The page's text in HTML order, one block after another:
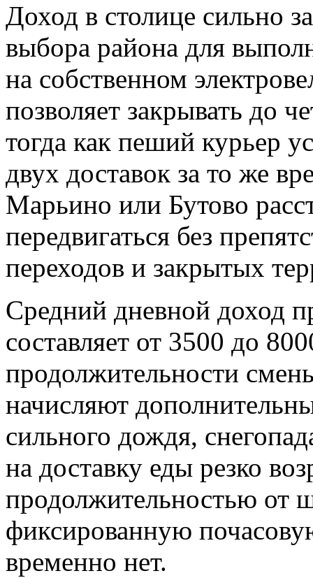
Доход в столице сильно
выбора района для
на собственном
позволяет закрывать до
тогда как пеший курьер
двух доставок за то же
Марьино или Бутово
передвигаться без
переходов и закрытых
Средний дневной доход
составляет от 3500 до
продолжительности
начисляют
сильного дождя,
на доставку еды резко
продолжительностью от
фиксированную
временно нет.